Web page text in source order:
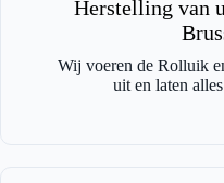
Herstelling van
Wij voeren de Rolluik
uit en laten